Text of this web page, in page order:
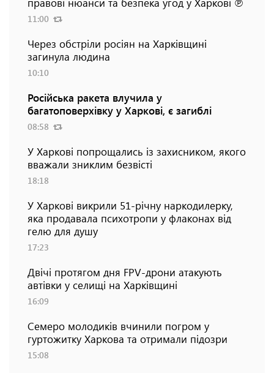
11:00
Через обстріли росіян на Харківщині
загинула людина
10:10
Російська ракета влучила у
багатоповерхівку у Харкові, є загиблі
08:58
У Харкові попрощались із захисником, якого
вважали зниклим безвісті
18:18
У Харкові викрили 51-річну наркодилерку,
яка продавала психотропи у флаконах від
гелю для душу
17:23
Двічі протягом дня FPV-дрони атакують
автівки у селищі на Харківщині
16:09
Семеро молодиків вчинили погром у
гуртожитку Харкова та отримали підозри
15:08